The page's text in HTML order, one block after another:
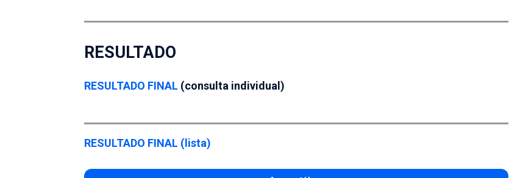
RESULTADO
RESULTADO FINAL (consulta individual)
RESULTADO FINAL (lista)